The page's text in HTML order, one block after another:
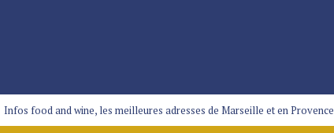
Infos food and wine, les meilleures adresses de Marseille et en Provence